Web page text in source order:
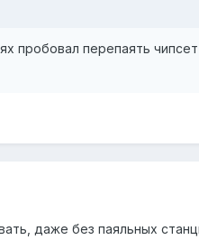
пробовал перепаять
даже без паяльных